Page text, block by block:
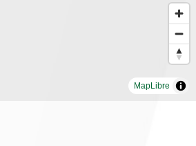
MapLibre